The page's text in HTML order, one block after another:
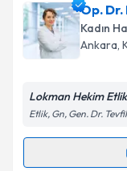
Op. Dr.
Kadın
Ankara,
Lokman Hekim
Etlik, Gn, Gen. Dr.
Randevu